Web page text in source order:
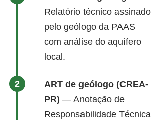
Relatório técnico assinado
pelo geólogo da PAAS
com análise do aquífero
local.
ART de geólogo (CREA-
PR) — Anotação de
Responsabilidade Técnica